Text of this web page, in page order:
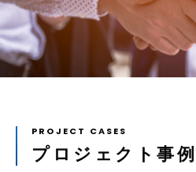
資料ダウ
システムでお悩
お知らせ
プロジェクト事例